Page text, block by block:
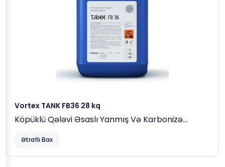
Vortex TANK FB36 28 kq
Köpüklü Qələvi Əsaslı Yanmış Və Karbonizə
Ətraflı Bax